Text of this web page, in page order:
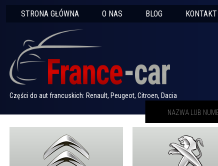
STRONA GŁÓWNA O NAS BLOG KONTAKT
Części do aut francuskich: Renault, Peugeot, Citroen, Dacia